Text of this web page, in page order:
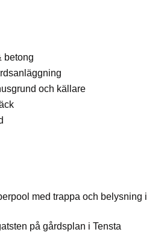
betong
och källare
med trappa och belysning i
på gårdsplan i Tensta